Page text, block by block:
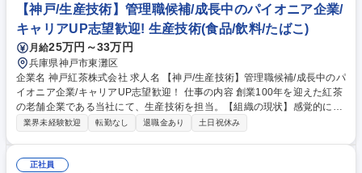
【神戸/生産技術】管理職候補/成長中のパイオニア企業/
キャリアUP志望歓迎! 生産技術(食品/飲料/たばこ)
月給25万円～33万円
兵庫県神戸市東灘区
企業名 神戸紅茶株式会社 求人名 【神戸/生産技術】管理職候補/成長中のパ
イオニア企業/キャリアUP志望歓迎！ 仕事の内容 創業100年を迎えた紅茶
の老舗企業である当社にて、生産技術を担当。【組織の現状】感覚的に仕
事をしている部分が多く、今後は、定量でコスト面や作業効率をとらえ、
と連携を取りながら、適切な生産計画の設定や、製造ラインの不備の発生
業界未経験歓迎 転勤なし 退職金あり 土日祝休み
正社員